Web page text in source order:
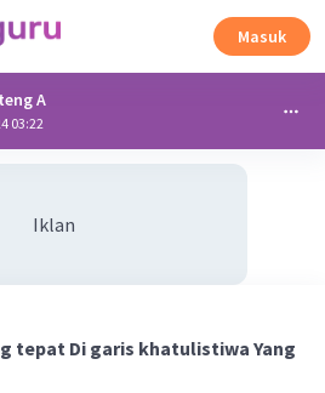
Masuk
A
03:22
Iklan
tepat Di garis khatulistiwa Yang